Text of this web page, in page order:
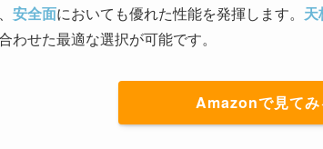
安全面においても優れた性能を発揮します。 天
わせた最適な選択が可能です。
Amazonで見てみ